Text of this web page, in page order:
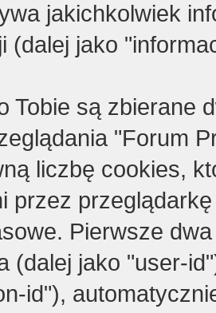
jakichkolwiek
(dalej jako
Tobie są zbierane
"Forum
liczbę cookies,
przez
Pierwsze
(dalej jako "user-
id"),